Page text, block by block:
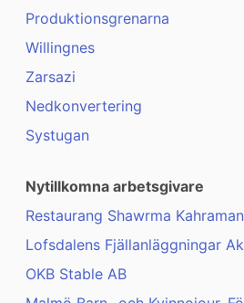
Produktionsgrenarna
Willingnes
Zarsazi
Nedkonvertering
Systugan
Nytillkomna arbetsgivare
Restaurang Shawrma
Lofsdalens Fjällanläggningar
OKB Stable AB